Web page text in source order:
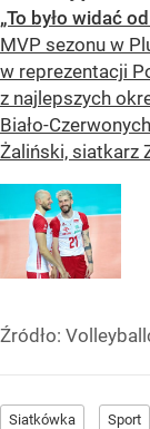
„To było widać
MVP sezonu w
w reprezentacji
z najlepszych
Biało-
Żaliński, siatkarz
Źródło:
Siatkówka Sport